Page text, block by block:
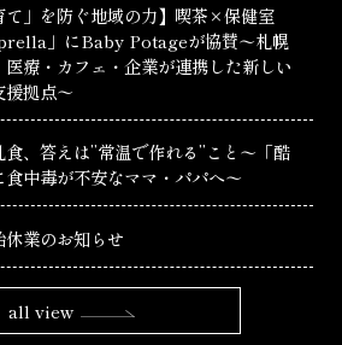
て」を防ぐ地域の力】喫茶×保健室
」にBaby Potageが協賛〜札幌
医療・カフェ・企業が連携した新しい
援拠点〜
食、答えは”常温で作れる”こと〜「酷
食中毒が不安なママ・パパへ〜
休業のお知らせ
all view